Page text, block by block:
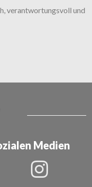
verantwortungsvoll und
Medien